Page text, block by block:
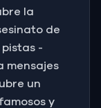
la
de
pistas -
mensajes
un
y